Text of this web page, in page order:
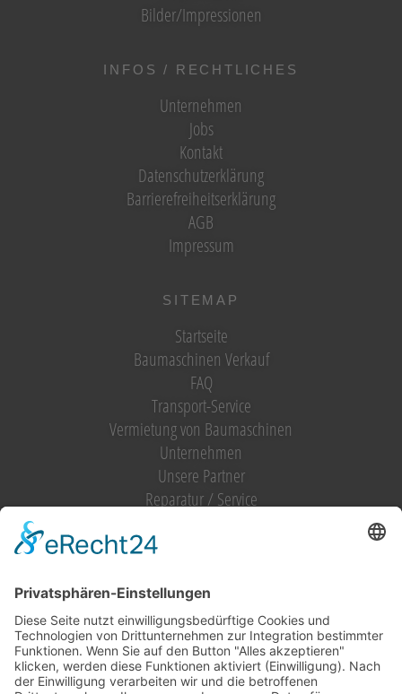
Bilder/Impressionen
INFOS / RECHTLICHES
Unternehmen
Jobs
Kontakt
Datenschutzerklärung
Barrierefreiheitserklärung
AGB
Impressum
SITEMAP
Startseite
Baumaschinen Verkauf
FAQ
Transport-Service
Vermietung von Baumaschinen
Unternehmen
Unsere Partner
Reparatur / Service
Vermietung (alles)
Hebetechnik
Sägen, Trennen
Bagger